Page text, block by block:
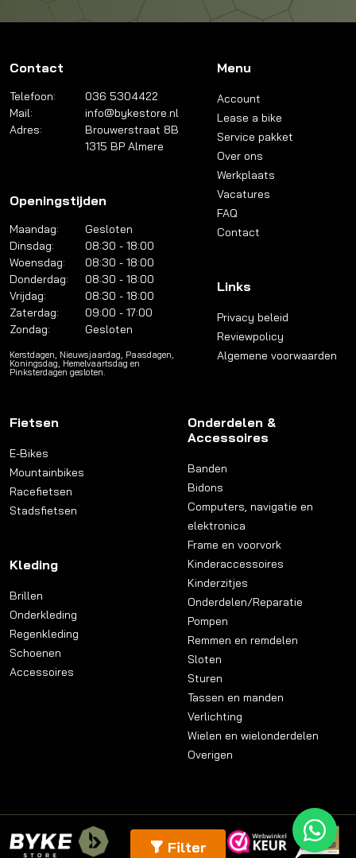
Filter
Contact
Telefoon:
036 5304422
Mail:
info@bykestore.nl
Adres:
Brouwerstraat 8B
1315 BP Almere
Openingstijden
Maandag:
Gesloten
Dinsdag:
08:30 - 18:00
Woensdag:
08:30 - 18:00
Donderdag:
08:30 - 18:00
Vrijdag:
08:30 - 18:00
Zaterdag:
09:00 - 17:00
Zondag:
Gesloten
Kerstdagen, Nieuwsjaardag, Paasdagen,
Koningsdag, Hemelvaartsdag en
Pinksterdagen gesloten.
Menu
Account
Lease a bike
Service pakket
Over ons
Werkplaats
Vacatures
FAQ
Contact
Links
Privacy beleid
Reviewpolicy
Algemene voorwaarden
Fietsen
E-Bikes
Mountainbikes
Racefietsen
Stadsfietsen
Kleding
Brillen
Onderkleding
Regenkleding
Schoenen
Accessoires
Onderdelen &
Accessoires
Banden
Bidons
Computers, navigatie en
elektronica
Frame en voorvork
Kinderaccessoires
Kinderzitjes
Onderdelen/Reparatie
Pompen
Remmen en remdelen
Sloten
Sturen
Tassen en manden
Verlichting
Wielen en wielonderdelen
Overigen